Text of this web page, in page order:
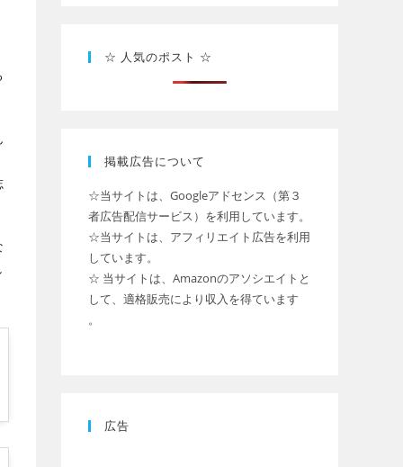
☆ 人気のポスト ☆
掲載広告について
☆当サイトは、Googleアドセンス（第３
者広告配信サービス）を利用しています。
☆当サイトは、アフィリエイト広告を利用
しています。
☆ 当サイトは、Amazonのアソシエイトと
して、適格販売により収入を得ています
。
広告